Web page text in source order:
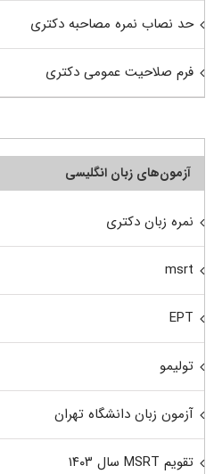
حد نصاب نمره مصاحبه دکتری
فرم صلاحیت عمومی دکتری
آزمون‌های زبان انگلیسی
نمره زبان دکتری
msrt
EPT
تولیمو
آزمون زبان دانشگاه تهران
تقویم MSRT سال ۱۴۰۳